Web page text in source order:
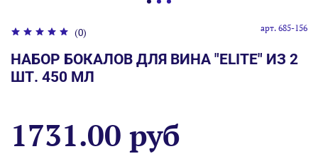
(0) арт. 685-156
НАБОР БОКАЛОВ ДЛЯ ВИНА "ELITE" ИЗ 2
ШТ. 450 МЛ
1731.00 руб